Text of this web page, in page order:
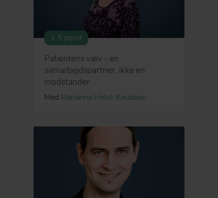
1.5 point
Patientens væv - en
samarbejdspartner, ikke en
modstander
Med Marianne Holst-Knudsen